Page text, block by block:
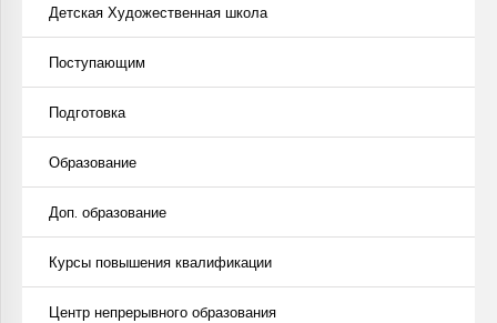
Детская Художественная школа
Поступающим
Подготовка
Образование
Доп. образование
Курсы повышения квалификации
Центр непрерывного образования